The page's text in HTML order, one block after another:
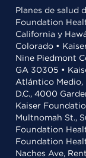
Planes de salud
Foundation
California y
Colorado •
Nine Piedmont
GA 30305 •
Atlántico Medio,
D.C., 4000
Kaiser
Multnomah St.,
Foundation
Foundation
Naches Ave,